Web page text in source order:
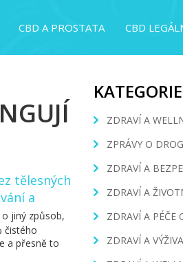
CBD A PROSTATA CBD
tělesných
a
jiný způsob,
čistého
a přesně to
KATEGORIE
ZDRAVÍ A
ZPRÁVY O
ZDRAVÍ A
ZDRAVÍ A
ZDRAVÍ A PÉČE
ZDRAVÍ A VÝŽIVA